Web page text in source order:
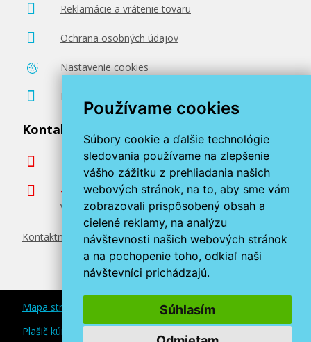
Používame cookies
Súbory cookie a ďalšie technológie
sledovania používame na zlepšenie
vášho zážitku z prehliadania našich
webových stránok, na to, aby sme vám
zobrazovali prispôsobený obsah a
cielené reklamy, na analýzu
návštevnosti našich webových stránok
a na pochopenie toho, odkiaľ naši
návštevníci prichádzajú.
Súhlasím
14,90 €
Pridať do košíka
Originálna náplň EPSON T2701 (čierna)
Originálna náplň
23,90 €
Pridať do košíka
Reklamácie a vrátenie tovaru
Ochrana osobných údajov
Nastavenie cookies
Poradenstvo zadarmo
Kontaktujte nás
info@miroluk.sk
+420 377 222 313
Volajte v pracovné dni od 8. do 17. hod.
Kontaktné údaje
Mapa stránok
Plašič kún a myší